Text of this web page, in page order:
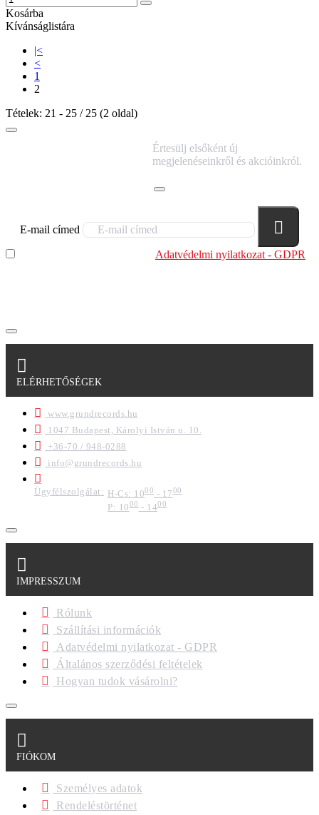
Kosárba
Kívánságlistára
|<
<
1
2
Tételek: 21 - 25 / 25 (2 oldal)
Értesülj elsőként új
megjelenéseinkről és akcióinkról.
E-mail címed
Adatvédelmi nyilatkozat - GDPR
ELÉRHETŐSÉGEK
www.grundrecords.hu
1047 Budapest, Károlyi István u. 10.
+36-70 / 948-0288
info@grundrecords.hu
Ügyfélszolgálat: H-Cs: 1000 - 1700
P: 1000- 1400
IMPRESSZUM
Rólunk
Szállítási információk
Adatvédelmi nyilatkozat - GDPR
Általános szerződési feltételek
Hogyan tudok vásárolni?
FIÓKOM
Személyes adatok
Rendeléstörténet